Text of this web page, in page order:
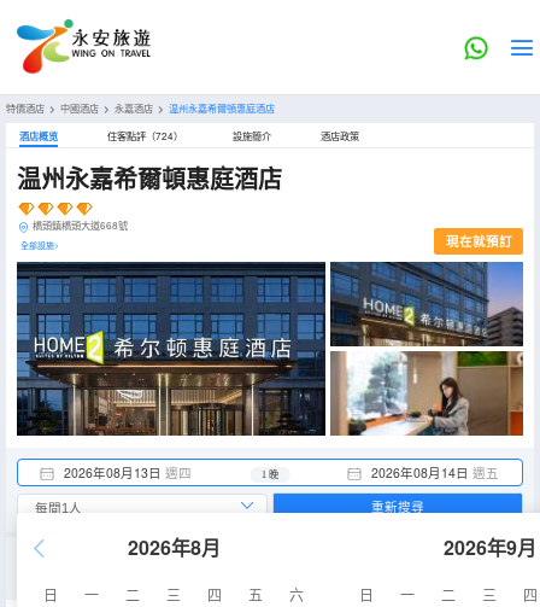
特價酒店 > 中國酒店 > 永嘉酒店 > 温州永嘉希爾頓惠庭酒店
酒店概览 住客點評（724） 設施簡介 酒店政策
温州永嘉希爾頓惠庭酒店
橋頭鎮橋頭大道668號
全部設施> 現在就預訂
2026年08月13日 週四 2026年08月14日 週五
1 晚
2026年8月
日 一 二 三 四 五
六
2026年9月
日 一 二 三
四
重新搜尋